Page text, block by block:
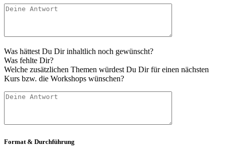
Was hättest Du Dir inhaltlich noch gewünscht?
Was fehlte Dir?
Welche zusätzlichen Themen würdest Du Dir für einen nächsten
Kurs bzw. die Workshops wünschen?
Format & Durchführung